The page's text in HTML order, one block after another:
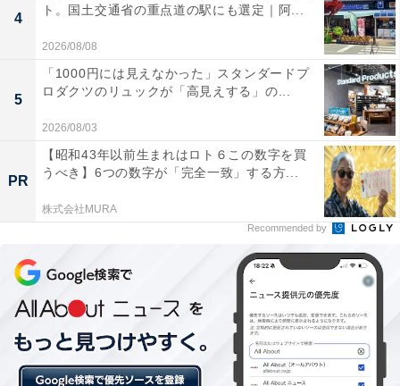
周り見てみなよ……！ 満員なのに荷物座らせ女性
続いて、バス内での怒りエピソード。
「初雪から根雪になるのが早かった今年。通勤で使うバ
スも込み混みあっていました。帰りにバスに乗っても普
段は立つことなんてないのに、立たないと乗れないよう
な状況も。そんな中、二人席に荷物を置いて座っている
女性を見かけてイラっとしました。立っている人がぎゅ
うぎゅうでうんざりしている中、平然とスマホをいじっ
て悠々と荷物も隣において座っていました。これだけ混
んでいるのに周りのことを考えられないなんて、と仕事
で疲れているという理由もあり心の中でかなり腹立たし
い気持ちになりました（30代・女性）」
4
ト。国土交通省の重点道の駅にも選定｜阿...
2026/08/08
5
「1000円には見えなかった」スタンダードプ
ロダクツのリュックが「高見えする」の...
2026/08/03
PR
【昭和43年以前生まれはロト６この数字を買
うべき】6つの数字が「完全一致」する方...
株式会社MURA
Recommended by